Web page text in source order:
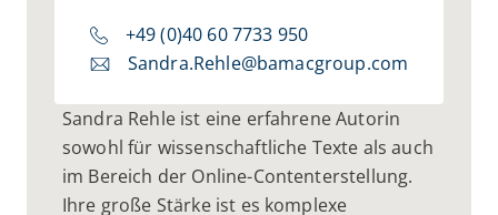
+49 (0)40 60 7733 950
Sandra.Rehle@bamacgroup.com
Sandra Rehle ist eine erfahrene Autorin
sowohl für wissenschaftliche Texte als auch
im Bereich der Online-Contenterstellung.
Ihre große Stärke ist es komplexe